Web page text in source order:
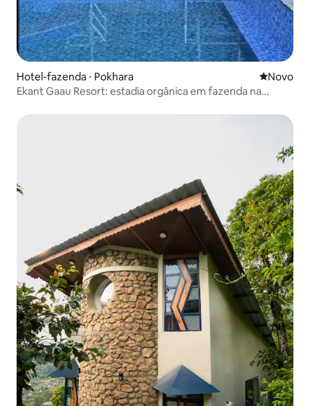
Hotel-fazenda ⋅ Pokhara Novo
Novo
Ekant Gaau Resort: estadia orgânica em fazenda na